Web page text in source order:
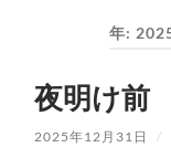
ー
を
切
り
年:
夜明け前
2025年12月31日 /